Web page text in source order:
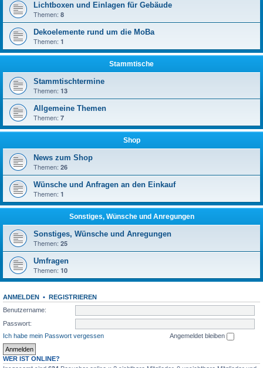
Lichtboxen und Einlagen für Gebäude
Themen: 8
Dekoelemente rund um die MoBa
Themen: 1
Stammtische
Stammtischtermine
Themen: 13
Allgemeine Themen
Themen: 7
Shop
News zum Shop
Themen: 26
Wünsche und Anfragen an den Einkauf
Themen: 1
Sonstiges, Wünsche und Anregungen
Sonstiges, Wünsche und Anregungen
Themen: 25
Umfragen
Themen: 10
ANMELDEN • REGISTRIEREN
Benutzername:
Passwort:
Ich habe mein Passwort vergessen
Angemeldet bleiben
WER IST ONLINE?